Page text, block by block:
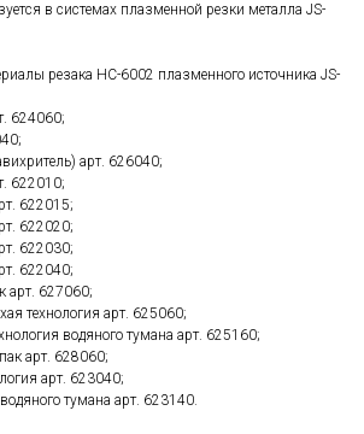
в системах плазменной резки металла JS-
резака HC-6002 плазменного источника JS-
624060;
арт. 626040;
622010;
622015;
622020;
622030;
622040;
арт. 627060;
технология арт. 625060;
водяного тумана арт. 625160;
арт. 628060;
арт. 623040;
тумана арт. 623140.